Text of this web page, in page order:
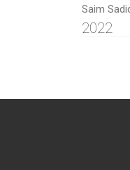
Saim
2022